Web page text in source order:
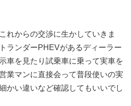
れからの交渉に生かしていきま
ランダーPHEVがあるディーラー
車を見たり試乗車に乗って実車を
業マンに直接会って普段使いの実
かい違いなど確認してもいいでし